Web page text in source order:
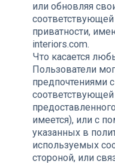
или обновляя
приватности,
interiors.com.
Что касается
Пользователи
предпочтениями
имеется), или с
указанных в
используемых
стороной, или